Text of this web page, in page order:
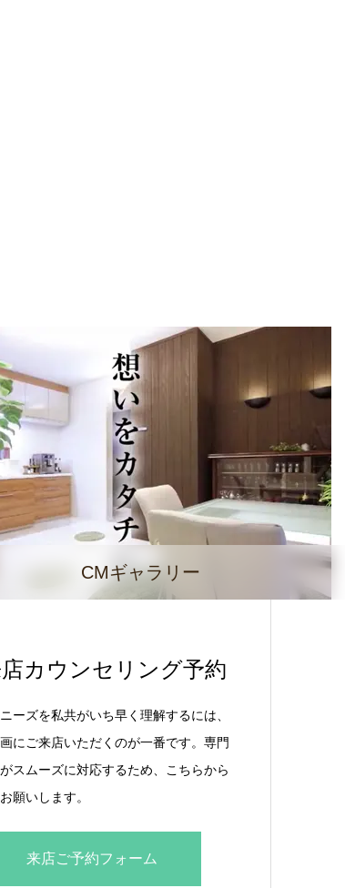
CMギャラリー
カウンセリング予約
ーズを私共がいち早く理解するには、
にご来店いただくのが一番です。専門
スムーズに対応するため、こちらから
願いします。
来店ご予約フォーム